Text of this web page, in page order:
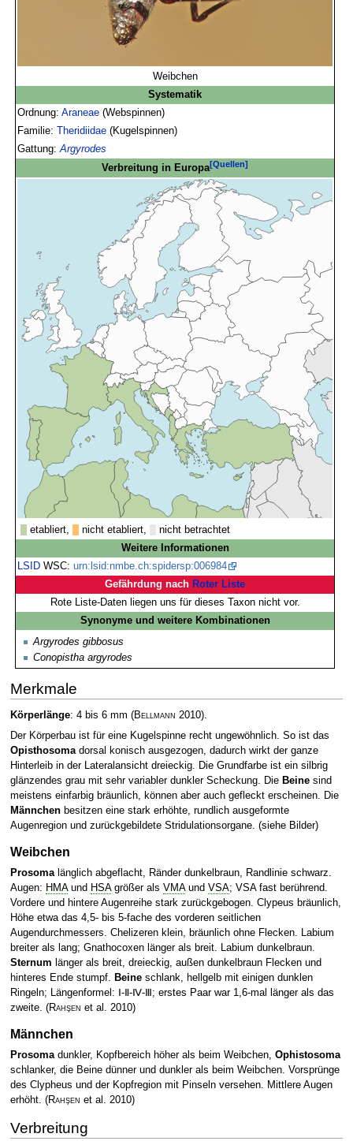
Weibchen
Systematik
Ordnung:Araneae (Webspinnen)
Familie:Theridiidae (Kugelspinnen)
Gattung:Argyrodes
Verbreitung in Europa[Quellen]
etabliert, nicht etabliert,
nicht betrachtet
Weitere Informationen
LSID WSC:urn:lsid:nmbe.ch:spidersp:006984
Gefährdung nach Roter Liste
Rote Liste-Daten liegen uns für dieses Taxon nicht vor.
Synonyme und weitere Kombinationen
Argyrodes gibbosus
Conopistha argyrodes
Merkmale
Körperlänge: 4 bis 6 mm (Bellmann 2010).
Der Körperbau ist für eine Kugelspinne recht ungewöhnlich. So ist das
Opisthosomadorsal konisch ausgezogen, dadurch wirkt der ganze
Hinterleib in der Lateralansicht dreieckig. Die Grundfarbe ist ein silbrig
glänzendes grau mit sehr variabler dunkler Scheckung. Die Beinesind
meistens einfarbig bräunlich, können aber auch gefleckt erscheinen. Die
Männchenbesitzen eine stark erhöhte, rundlich ausgeformte
Augenregion und zurückgebildete Stridulationsorgane. (siehe Bilder)
Weibchen
Prosomalänglich abgeflacht, Ränder dunkelbraun, Randlinie schwarz.
Augen: HMAund HSAgrößer als VMAund VSA; VSA fast berührend.
Vordere und hintere Augenreihe stark zurückgebogen. Clypeus bräunlich,
Höhe etwa das 4,5- bis 5-fache des vorderen seitlichen
Augendurchmessers. Chelizeren klein, bräunlich ohne Flecken. Labium
breiter als lang; Gnathocoxen länger als breit. Labium dunkelbraun.
Sternum länger als breit, dreieckig, außen dunkelbraun Flecken und
hinteres Ende stumpf. Beineschlank, hellgelb mit einigen dunklen
Ringeln; Längenformel: Ⅰ-Ⅱ-Ⅳ-Ⅲ; erstes Paar war 1,6-mal länger als das
zweite. (Rahşen et al. 2010)
Männchen
Prosomadunkler, Kopfbereich höher als beim Weibchen, Ophistosoma
schlanker, die Beine dünner und dunkler als beim Weibchen. Vorsprünge
des Clypheus und der Kopfregion mit Pinseln versehen. Mittlere Augen
erhöht. (Rahşen et al. 2010)
Verbreitung